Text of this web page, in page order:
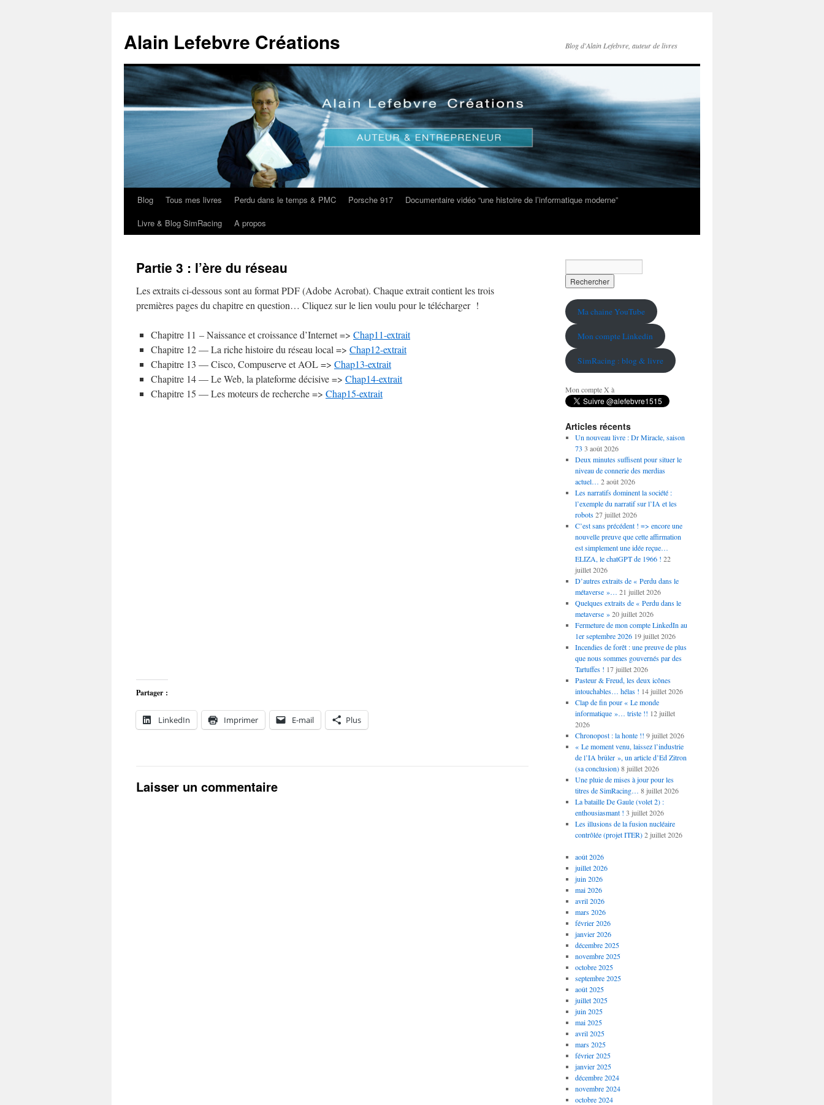
contenu
Alain Lefebvre Créations Blog d'Alain Lefebvre, auteur de livres
Blog Tous mes livres Perdu dans le temps & PMC Porsche 917
Documentaire vidéo “une histoire de l’informatique moderne”
Livre & Blog SimRacing
A propos
Partie 3 : l’ère du réseau
Les extraits ci-dessous sont au format PDF (Adobe Acrobat). Chaque extrait contient les trois
premières pages du chapitre en question… Cliquez sur le lien voulu pour le télécharger !
Chapitre 11 – Naissance et croissance d’Internet => Chap11-extrait
Chapitre 12 — La riche histoire du réseau local => Chap12-extrait
Chapitre 13 — Cisco, Compuserve et AOL => Chap13-extrait
Chapitre 14 — Le Web, la plateforme décisive => Chap14-extrait
Chapitre 15 — Les moteurs de recherche => Chap15-extrait
Partager :
LinkedIn Imprimer E-mail Plus
Laisser un commentaire
Ma chaine YouTube
Mon compte Linkedin
SimRacing : blog & livre
Mon compte X à
Articles récents
Un nouveau livre : Dr Miracle, saison
73 3 août 2026
Deux minutes suffisent pour situer le
niveau de connerie des merdias
actuel… 2 août 2026
Les narratifs dominent la société :
l’exemple du narratif sur l’IA et les
robots 27 juillet 2026
C’est sans précédent ! => encore une
nouvelle preuve que cette affirmation
est simplement une idée reçue…
ELIZA, le chatGPT de 1966 ! 22
juillet 2026
D’autres extraits de « Perdu dans le
métaverse »… 21 juillet 2026
Quelques extraits de « Perdu dans le
metaverse » 20 juillet 2026
Fermeture de mon compte LinkedIn au
1er septembre 2026 19 juillet 2026
Incendies de forêt : une preuve de plus
que nous sommes gouvernés par des
Tartuffes ! 17 juillet 2026
Pasteur & Freud, les deux icônes
intouchables… hélas ! 14 juillet 2026
Clap de fin pour « Le monde
informatique »… triste !! 12 juillet
2026
Chronopost : la honte !! 9 juillet 2026
« Le moment venu, laissez l’industrie
de l’IA brûler », un article d’Ed Zitron
(sa conclusion) 8 juillet 2026
Une pluie de mises à jour pour les
titres de SimRacing… 8 juillet 2026
La bataille De Gaule (volet 2) :
enthousiasmant ! 3 juillet 2026
Les illusions de la fusion nucléaire
contrôlée (projet ITER) 2 juillet 2026
août 2026
juillet 2026
juin 2026
mai 2026
avril 2026
mars 2026
février 2026
janvier 2026
décembre 2025
novembre 2025
octobre 2025
septembre 2025
août 2025
juillet 2025
juin 2025
mai 2025
avril 2025
mars 2025
février 2025
janvier 2025
décembre 2024
novembre 2024
octobre 2024